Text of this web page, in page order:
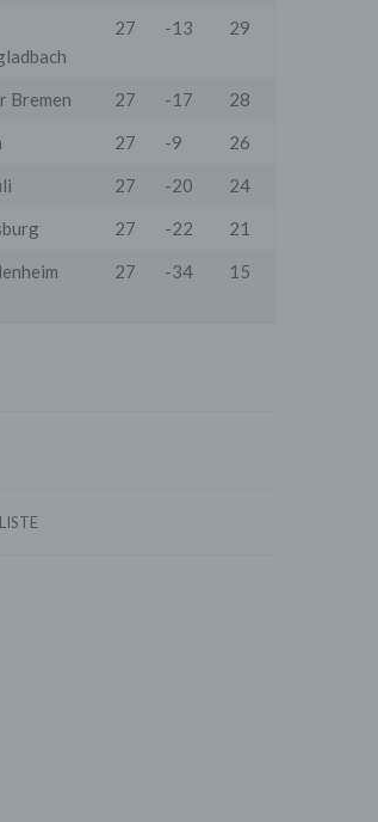
27 -13 29
Bremen 27 -17
28
27 -9
26
27 -20
24
27 -22
21
27 -34 15